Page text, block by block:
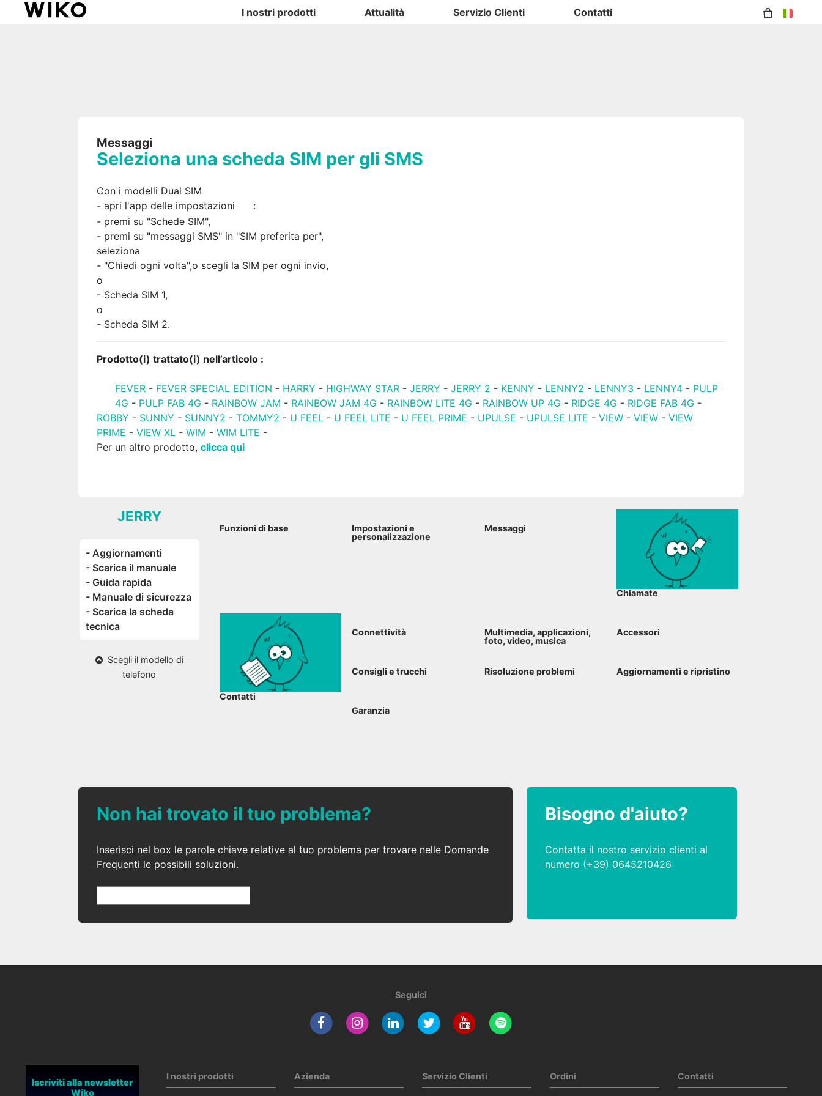
I nostri prodotti Attualità Servizio Clienti Contatti
Messaggi
Seleziona una scheda SIM per gli SMS
Con i modelli Dual SIM
- apri l'app delle impostazioni
:
- premi su "Schede SIM",
- premi su "messaggi SMS" in "SIM preferita per",
seleziona
- "Chiedi ogni volta",o scegli la SIM per ogni invio,
o
- Scheda SIM 1,
o
- Scheda SIM 2.
Prodotto(i) trattato(i) nell’articolo :
FEVER - FEVER SPECIAL EDITION - HARRY - HIGHWAY STAR -JERRY -JERRY 2 - KENNY - LENNY2 - LENNY3 - LENNY4 - PULP
4G - PULP FAB 4G - RAINBOW JAM - RAINBOW JAM 4G - RAINBOW LITE 4G - RAINBOW UP 4G - RIDGE 4G - RIDGE FAB 4G -
ROBBY - SUNNY - SUNNY2 -TOMMY2 - U FEEL - U FEEL LITE - U FEEL PRIME - UPULSE - UPULSE LITE -VIEW -VIEW -VIEW
PRIME -VIEW XL -WIM -WIM LITE -
Per un altro prodotto,clicca qui
JERRY
- Aggiornamenti
- Scarica il manuale
- Guida rapida
- Manuale di sicurezza
- Scarica la scheda
tecnica
Scegli il modello di
telefono
Funzioni di base
Impostazioni e
personalizzazione
Messaggi
Chiamate
Contatti
Connettività
Multimedia, applicazioni,
foto, video, musica
Accessori
Consigli e trucchi Risoluzione problemi Aggiornamenti e ripristino
Garanzia
Non hai trovato il tuo problema?
Inserisci nel box le parole chiave relative al tuo problema per trovare nelle Domande
Frequenti le possibili soluzioni.
Bisogno d'aiuto?
Contatta il nostro servizio clienti al
numero (+39) 0645210426
Seguici
Iscriviti alla newsletter
Wiko
I nostri prodotti Azienda Servizio Clienti Ordini Contatti